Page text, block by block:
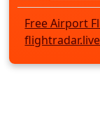
Free Airport
flightradar.live